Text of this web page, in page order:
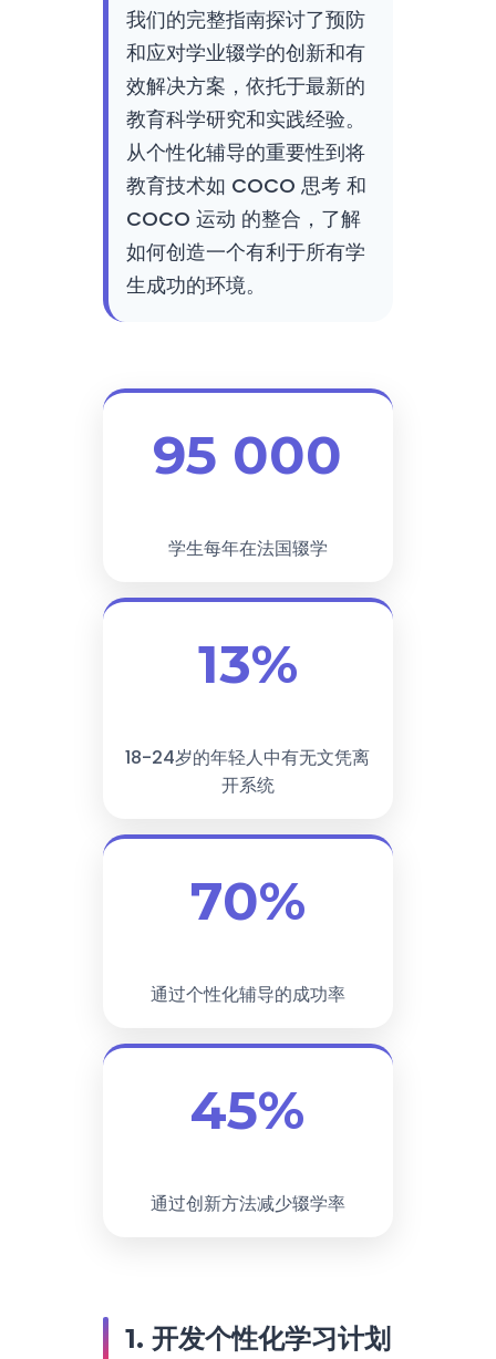
我们的完整指南探讨了预防
和应对学业辍学的创新和有
效解决方案，依托于最新的
教育科学研究和实践经验。
从个性化辅导的重要性到将
教育技术如 COCO 思考 和
COCO 运动 的整合，了解
如何创造一个有利于所有学
生成功的环境。
95 000
学生每年在法国辍学
13%
18-24岁的年轻人中有无文凭离
开系统
70%
通过个性化辅导的成功率
45%
通过创新方法减少辍学率
1. 开发个性化学习计划